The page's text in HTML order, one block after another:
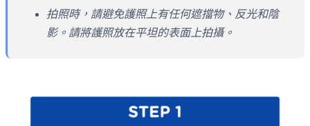
拍照時，請避免護照上有任何遮擋物、反光和陰
影。請將護照放在平坦的表面上拍攝。